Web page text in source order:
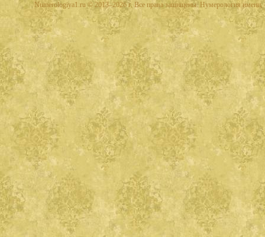
Numerologiya1.ru © 2013–2026 г. Все права защищены. Нумерология имени,